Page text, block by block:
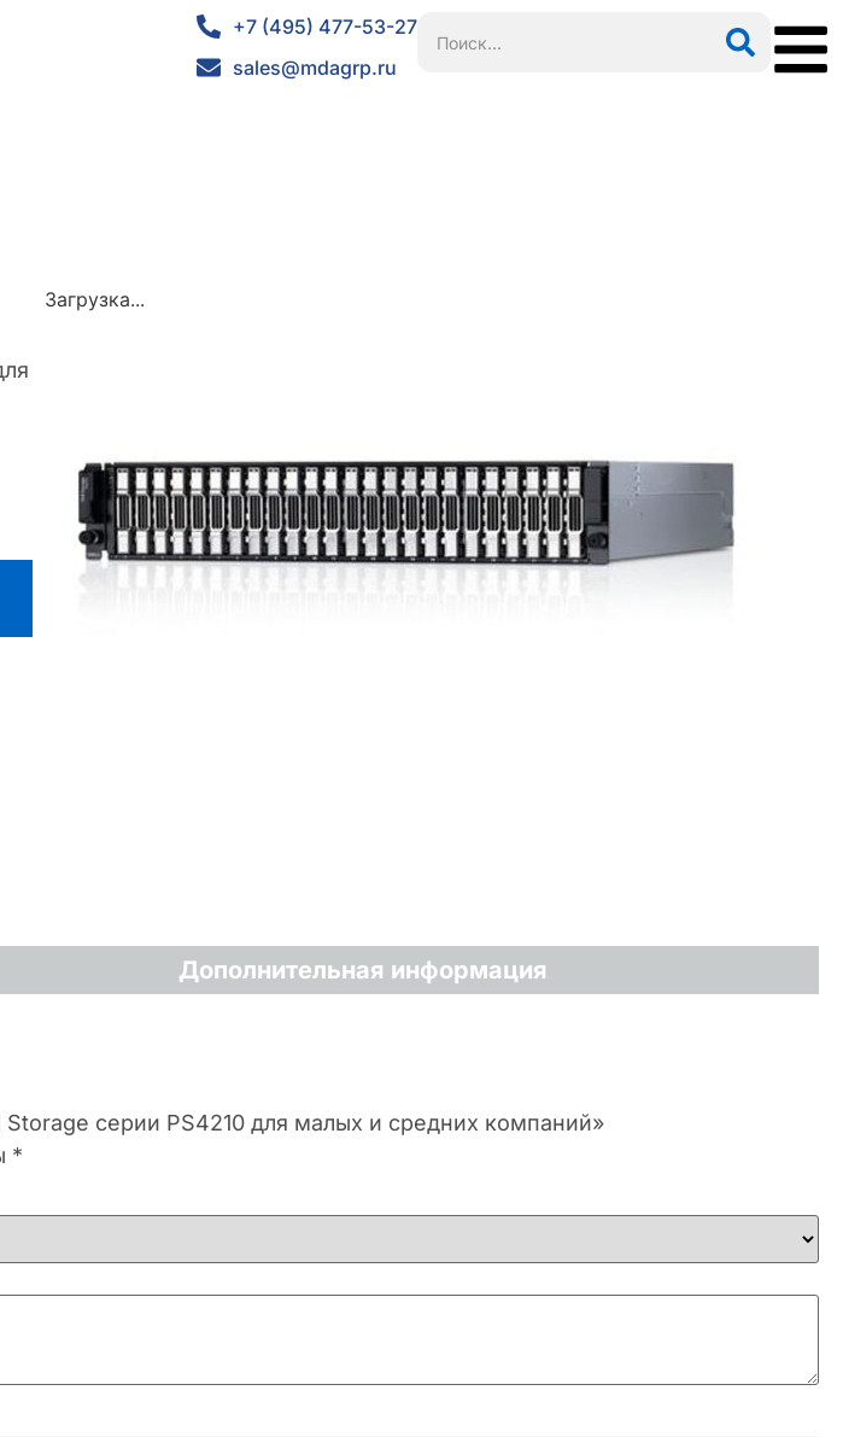
+7 (495) 477-53-27
sales@mdagrp.ru
Загрузка...
Дополнительная информация
серии PS4210 для малых и средних компаний»
*